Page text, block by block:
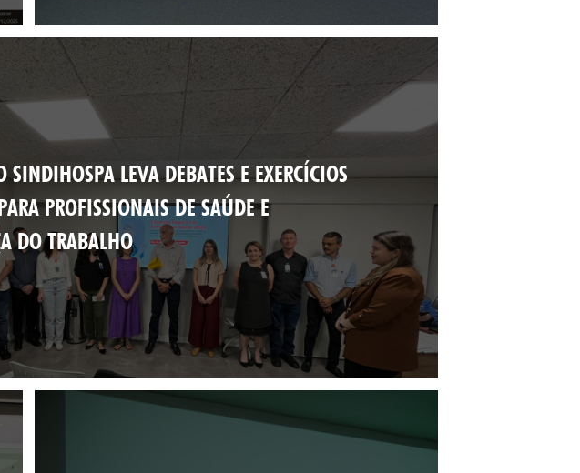
SINDIHOSPA LEVA DEBATES E EXERCÍCIOS
PROFISSIONAIS DE SAÚDE E
DO TRABALHO